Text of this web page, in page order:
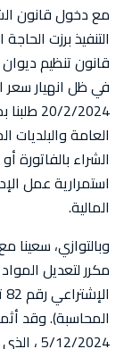
التنفيذ برزت
قانون تنظيم
20/2/
العامة
الشراء بالفاتورة
استمرارية عمل
المالية.
وبالتوازي، سعينا
5/12/